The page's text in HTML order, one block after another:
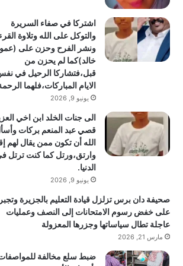
اشتركا في صفاء السريرة
والتوكل على الله وتلاوة
ونشر الفرح وحزن على (عمو
خالد)كما لم يحزن من
قبل،فتشاركا الرحيل في
الايام المباركات،فلهما
يونيو 9, 2026
الى جنات الخلد ابن اخي
قصي عبد المنعم بركات
الله أن تكون ممن يقال لهم
وارتق،ورتل كما كنت ترتل
الدنيا.
يونيو 9, 2026
صحيفة دان برس تزلزل قيادة التعليم بالجزيرة
على خفض رسوم الامتحانات إلى النصف وعمليات
عاجلة تطال سياساتها وجزرها المعزولة
مارس 21, 2026
ضبط سلع مخالفة